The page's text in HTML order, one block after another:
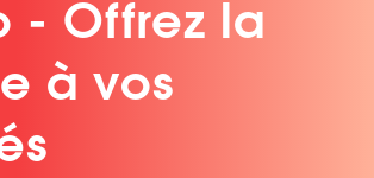
- Offrez la
à vos